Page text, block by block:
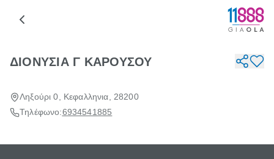
ΔΙΟΝΥΣΙΑ Γ ΚΑΡΟΥΣΟΥ
Ληξούρι 0, Κεφαλληνια, 28200
Τηλέφωνο:6934541885